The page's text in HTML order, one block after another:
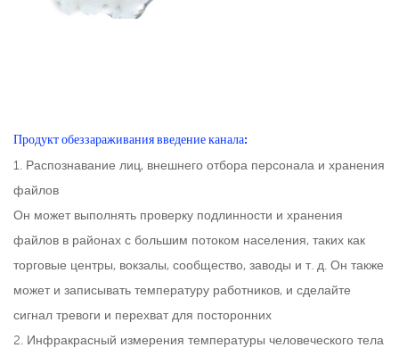
Продукт обеззараживания введение канала:
1. Распознавание лиц, внешнего отбора персонала и хранения
файлов
Он может выполнять проверку подлинности и хранения
файлов в районах с большим потоком населения, таких как
торговые центры, вокзалы, сообщество, заводы и т. д. Он также
может и записывать температуру работников, и сделайте
сигнал тревоги и перехват для посторонних
2. Инфракрасный измерения температуры человеческого тела